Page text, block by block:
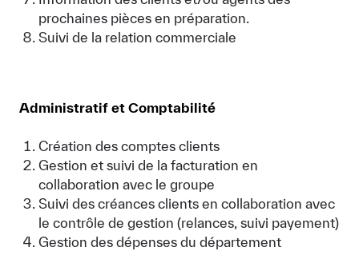
prochaines pièces en préparation.
Suivi de la relation commerciale
Administratif et Comptabilité
Création des comptes clients
Gestion et suivi de la facturation en
collaboration avec le groupe
Suivi des créances clients en collaboration avec
le contrôle de gestion (relances, suivi payement)
Gestion des dépenses du département